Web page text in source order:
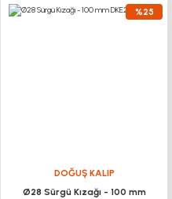
%25
DOĞUŞ KALIP
Ø28 Sürgü Kızağı - 100 mm